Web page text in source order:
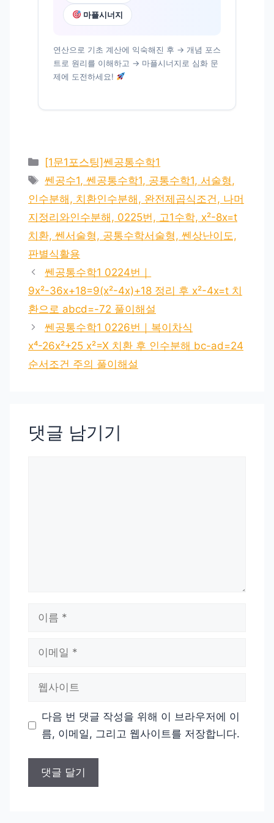
마플시너지
연산으로 기초 계산에 익숙해진 후 → 개념 포스
트로 원리를 이해하고 → 마플시너지로 심화 문
제에 도전하세요!
카
테
리
[1문1포스팅]쎈공통수학1
태
그
쎈공수1, 쎈공통수학1, 공통수학1, 서술형,
인수분해, 치환인수분해, 완전제곱식조건, 나머
지정리와인수분해, 0225번, 고1수학, x²-8x=t
치환, 쎈서술형, 공통수학서술형, 쎈상난이도,
판별식활용
쎈공통수학1 0224번｜
9x²-36x+18=9(x²-4x)+18 정리 후 x²-4x=t 치
환으로 abcd=-72 풀이해설
쎈공통수학1 0226번｜복이차식
x⁴-26x²+25 x²=X 치환 후 인수분해 bc-ad=24
순서조건 주의 풀이해설
댓글 남기기
트
다음 번 댓글 작성을 위해 이 브라우저에 이
름, 이메일, 그리고 웹사이트를 저장합니다.